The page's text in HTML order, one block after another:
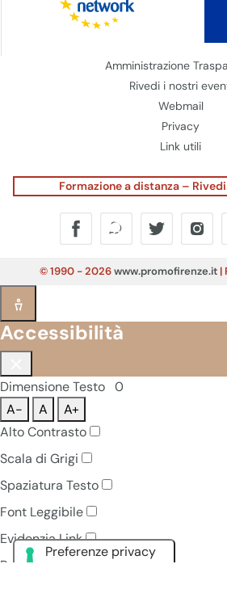
Amministrazione
Rivedi i nostri
Webmail
Privacy
Link utili
Formazione a distanza –
© 1990 - 2026www.promofirenze.it|
Accessibilità
Dimensione Testo 0
A-
A
A+
Alto Contrasto
Scala di Grigi
Spaziatura Testo
Font Leggibile
Evidenzia Link
Pausa Animazioni